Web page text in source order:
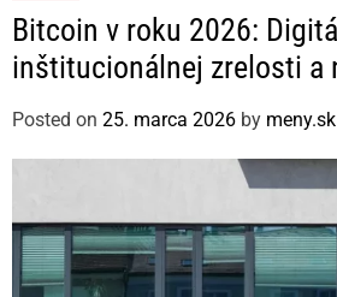
a
t
e
o
r
e
Bitcoin v roku 2026:
inštitucionálnej zrelosti a
Posted on 25. marca 2026 by meny.sk